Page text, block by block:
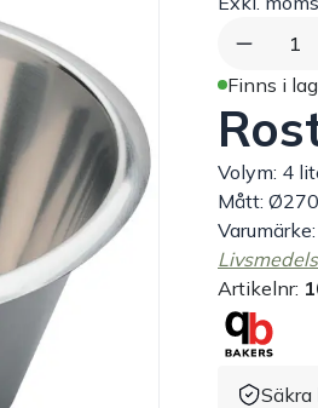
1
Finns i
Volym: 4
Mått:
Artikelnr: